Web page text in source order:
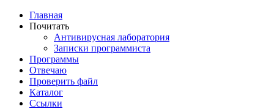
Главная
Почитать
Антивирусная лаборатория
Записки программиста
Программы
Отвечаю
Проверить файл
Каталог
Ссылки